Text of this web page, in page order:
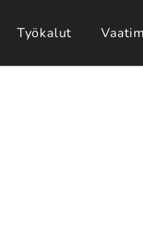
Työkalut